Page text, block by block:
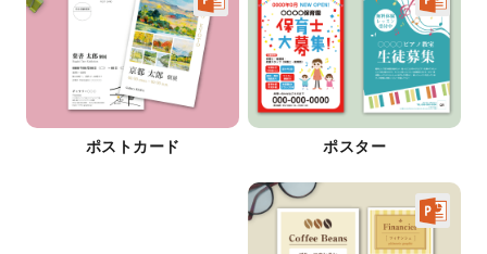
ポストカード ポスター